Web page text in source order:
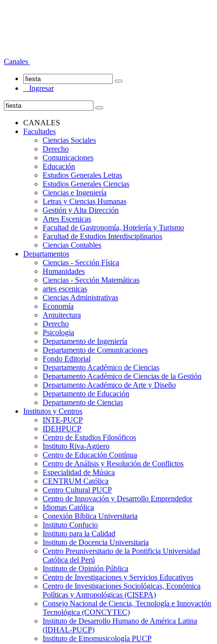
Canales
Ingresar
CANALES
Facultades
Ciencias Sociales
Derecho
Comunicaciones
Educación
Estudios Generales Letras
Estudios Generales Ciencias
Ciencias e Ingeniería
Letras y Ciencias Humanas
Gestión y Alta Dirección
Artes Escenicas
Facultad de Gastronomía, Hotelería y Turismo
Facultad de Estudios Interdisciplinarios
Ciencias Contables
Departamentos
Ciencias - Sección Física
Humanidades
Ciencias - Sección Matemáticas
artes escenicas
Ciencias Administrativas
Economía
Arquitectura
Derecho
Psicologia
Departamento de Ingeniería
Departamento de Comunicaciones
Fondo Editorial
Departamento Académico de Ciencias
Departamento Académico de Ciencias de la Gestión
Departamento Académico de Arte y Diseño
Departamento de Educación
Departamento de Ciencias
Institutos y Centros
INTE-PUCP
IDEHPUCP
Centro de Estudios Filosóficos
Instituto Riva-Agüero
Centro de Educación Contínua
Centro de Análisis y Resolución de Conflictos
Especialidad de Música
CENTRUM Católica
Centro Cultural PUCP
Centro de Innovación y Desarrollo Emprendedor
Idiomas Católica
Conexión Bíblica Universitaria
Instituto Confucio
Instituto para la Calidad
Instituto de Docencia Universitaria
Centro Preuniversitario de la Pontificia Universidad
Católica del Perú
Instituto de Opinión Pública
Centro de Investigaciones y Servicios Educativos
Centro de Investigaciones Sociológicas, Económica
Políticas y Antropológicas (CISEPA)
Consejo Nacional de Ciencia, Tecnología e Innovación
Tecnológica (CONCYTEC)
Instituto de Desarrollo Humano de América Latina
(IDHAL-PUCP)
Instituto de Etnomusicología PUCP